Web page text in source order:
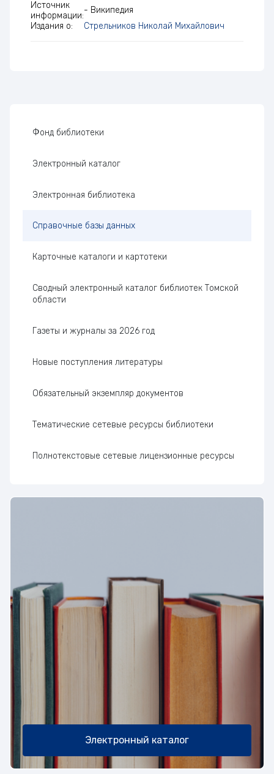
Источник
информации:
- Википедия
Издания о:
Стрельников Николай Михайлович
Фонд библиотеки
Электронный каталог
Электронная библиотека
Справочные базы данных
Карточные каталоги и картотеки
Сводный электронный каталог библиотек Томской
области
Газеты и журналы за 2026 год
Новые поступления литературы
Обязательный экземпляр документов
Тематические сетевые ресурсы библиотеки
Полнотекстовые сетевые лицензионные ресурсы
Электронный каталог